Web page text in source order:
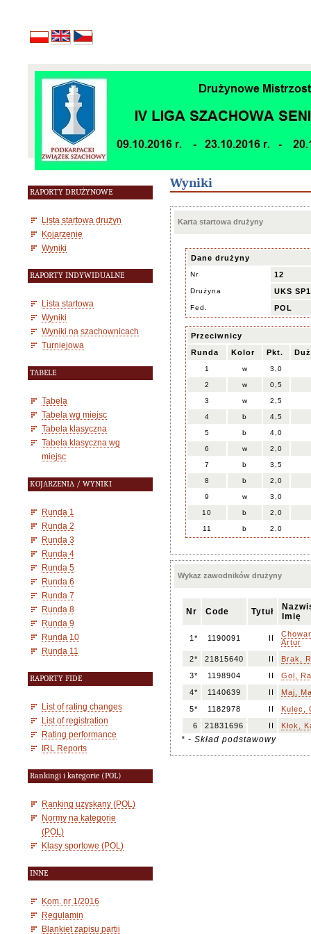
RAPORTY DRUŻYNOWE
Lista startowa drużyn
Kojarzenie
Wyniki
RAPORTY INDYWIDUALNE
Lista startowa
Wyniki
Wyniki na szachownicach
Turniejowa
TABELE
Tabela
Tabela wg miejsc
Tabela klasyczna
Tabela klasyczna wg
miejsc
KOJARZENIA / WYNIKI
Runda 1
Runda 2
Runda 3
Runda 4
Runda 5
Runda 6
Runda 7
Runda 8
Runda 9
Runda 10
Runda 11
RAPORTY FIDE
List of rating changes
List of registration
Rating performance
IRL Reports
Rankingi i kategorie (POL)
Ranking uzyskany (POL)
Normy na kategorie
(POL)
Klasy sportowe (POL)
INNE
Kom. nr 1/2016
Regulamin
Blankiet zapisu partii
Wyniki
Karta startowa drużyny
Dane drużyny
Nr 12
Drużyna UKS
Fed. POL
Przeciwnicy
Runda
Kolor Pkt.
1 w 3,0
2 w 0,5
3 w 2,5
4 b 4,5
5 b 4,0
6 w 2,0
7 b 3,5
8 b 2,0
9 w 3,0
10 b 2,0
11 b 2,0
Wykaz zawodników drużyny
Nr Code Tytuł
Imię
1* 1190091 II
Artur
2*
21815640 II
Brak,
3*
1198904 II
Gol,
4*
1140639 II
Maj,
5*
1182978 II
Kulec,
6
21831696 II Kłok,
* - Skład podstawowy